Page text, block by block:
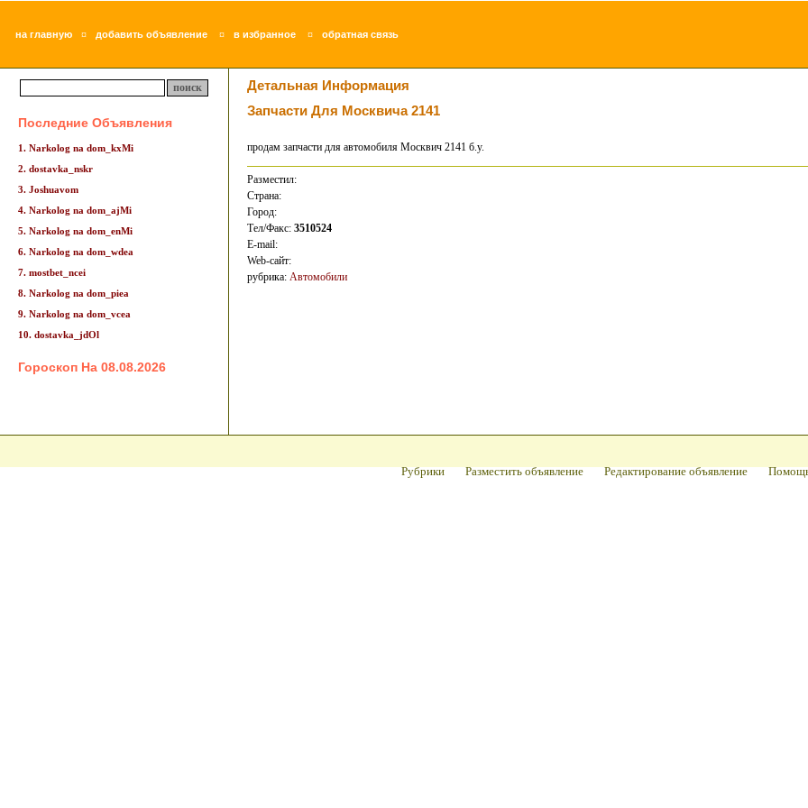
на главную ¤ добавить объявление ¤ в избранное ¤ обратная связь
Последние Объявления
1. Narkolog na dom_kxMi
2. dostavka_nskr
3. Joshuavom
4. Narkolog na dom_ajMi
5. Narkolog na dom_enMi
6. Narkolog na dom_wdea
7. mostbet_ncei
8. Narkolog na dom_piea
9. Narkolog na dom_vcea
10. dostavka_jdOl
Гороскоп На 08.08.2026
Детальная Информация
Запчасти Для Москвича 2141
продам запчасти для автомобиля Москвич 2141 б.у.
Разместил:
Страна:
Город:
Тел/Факс: 3510524
E-mail:
Web-сайт:
рубрика: Автомобили
Рубрики Разместить объявление Редактирование объявление